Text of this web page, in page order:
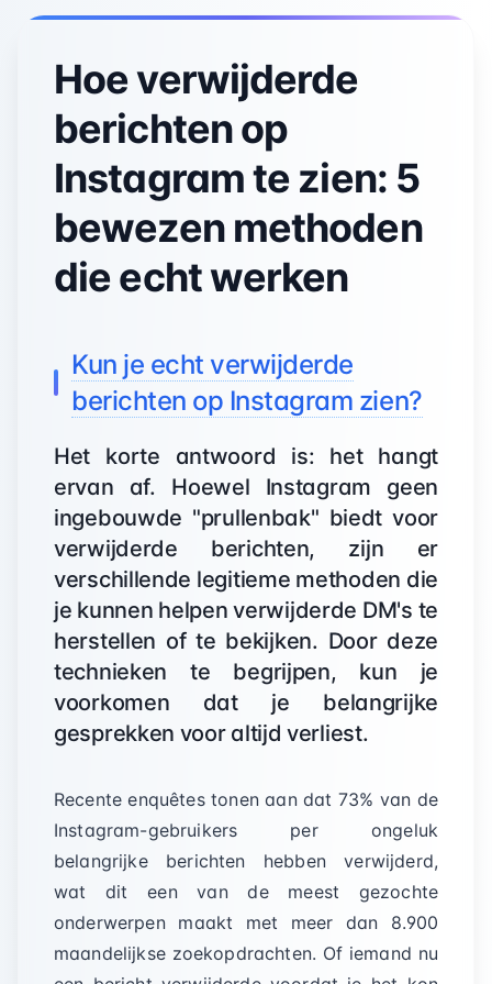
Hoe verwijderde
berichten op
Instagram te zien: 5
bewezen methoden
die echt werken
Kun je echt verwijderde
berichten op Instagram zien?
Het korte antwoord is: het hangt
ervan af. Hoewel Instagram geen
ingebouwde "prullenbak" biedt voor
verwijderde berichten, zijn er
verschillende legitieme methoden die
je kunnen helpen verwijderde DM's te
herstellen of te bekijken. Door deze
technieken te begrijpen, kun je
voorkomen dat je belangrijke
gesprekken voor altijd verliest.
Recente enquêtes tonen aan dat 73% van de
Instagram-gebruikers per ongeluk
belangrijke berichten hebben verwijderd,
wat dit een van de meest gezochte
onderwerpen maakt met meer dan 8.900
maandelijkse zoekopdrachten. Of iemand nu